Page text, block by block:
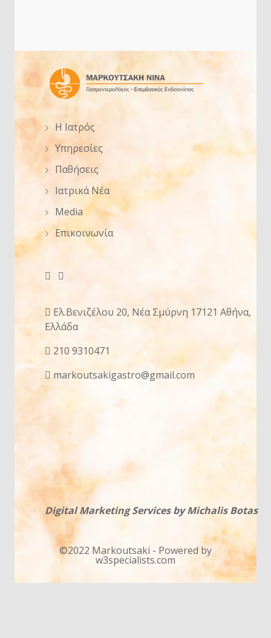
Η Ιατρός
Υπηρεσίες
Παθήσεις
Ιατρικά Νέα
Media
Επικοινωνία
Ελ.Βενιζέλου 20, Νέα Σμύρνη 17121 Αθήνα,
Ελλάδα
210 9310471
markoutsakigastro@gmail.com
Digital Marketing Services by Michalis Botas
©2022 Markoutsaki - Powered by
w3specialists.com